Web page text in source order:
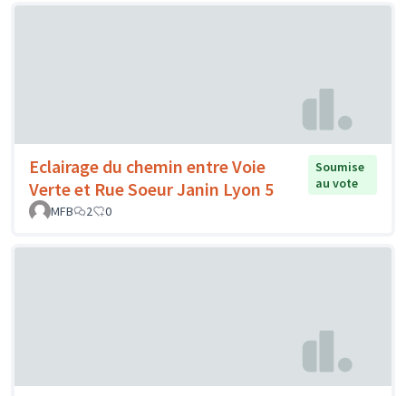
Eclairage du chemin entre Voie
Verte et Rue Soeur Janin Lyon 5
Soumise
au vote
MFB
2 0